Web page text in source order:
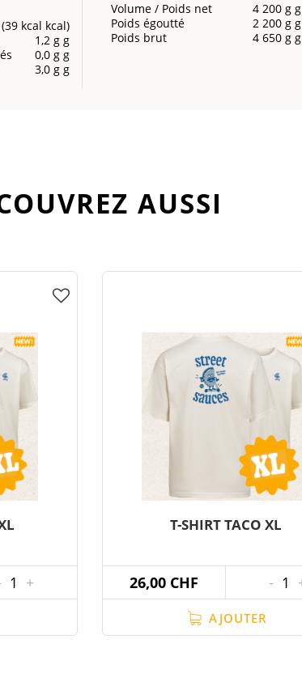
(39 kcal kcal)
1,2 g g
0,0 g g
3,0 g g
Volume / Poids net
4 200 g g
Poids égoutté
2 200 g g
Poids brut
4 650 g g
AUSSI
1 +
T-SHIRT TACO XL
26,00 CHF - 1
AJOUTER